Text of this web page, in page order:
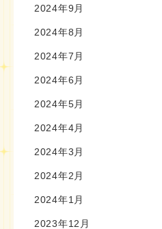
2024年9月
2024年8月
2024年7月
2024年6月
2024年5月
2024年4月
2024年3月
2024年2月
2024年1月
2023年12月